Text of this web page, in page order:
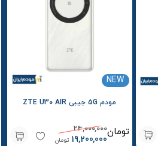
NEW
مودم 5G جیبی ZTE U30 AIR
24,000,000
19,200,000 تومان
تومان